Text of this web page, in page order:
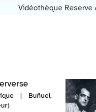
Vidéothèque Reserve
| Buñuel,